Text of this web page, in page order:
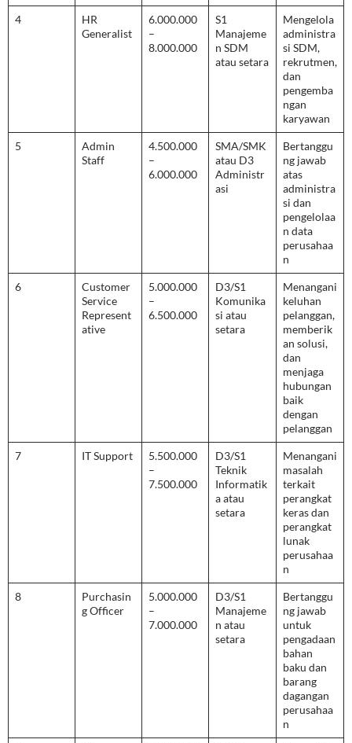
4
HR
Generalist
6.000.000
–
8.000.000
S1
Manajeme
n SDM
atau setara
Mengelola
administra
si SDM,
rekrutmen,
dan
pengemba
ngan
karyawan
5
Admin
Staff
4.500.000
–
6.000.000
SMA/SMK
atau D3
Administr
asi
Bertanggu
ng jawab
atas
administra
si dan
pengelolaa
n data
perusahaa
n
6
Customer
Service
Represent
ative
5.000.000
–
6.500.000
D3/S1
Komunika
si atau
setara
Menangani
keluhan
pelanggan,
memberik
an solusi,
dan
menjaga
hubungan
baik
dengan
pelanggan
7 IT Support
5.500.000
–
7.500.000
D3/S1
Teknik
Informatik
a atau
setara
Menangani
masalah
terkait
perangkat
keras dan
perangkat
lunak
perusahaa
n
8
Purchasin
g Officer
5.000.000
–
7.000.000
D3/S1
Manajeme
n atau
setara
Bertanggu
ng jawab
untuk
pengadaan
bahan
baku dan
barang
dagangan
perusahaa
n